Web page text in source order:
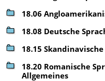
18.06
18.08 Deutsche
18.15
18.20 Romanische
Allgemeines